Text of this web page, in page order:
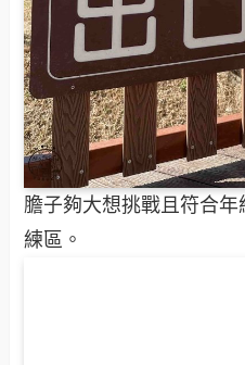
膽子夠大想挑戰且符合
練區。